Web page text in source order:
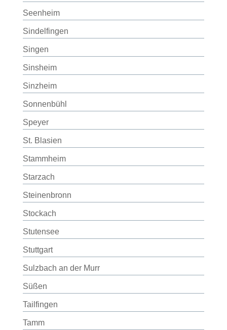
Seenheim
Sindelfingen
Singen
Sinsheim
Sinzheim
Sonnenbühl
Speyer
St. Blasien
Stammheim
Starzach
Steinenbronn
Stockach
Stutensee
Stuttgart
Sulzbach an der Murr
Süßen
Tailfingen
Tamm